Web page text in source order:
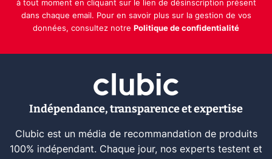
à tout moment en cliquant sur le lien de désinscription présent
dans chaque email. Pour en savoir plus sur la gestion de vos
données, consultez notre Politique de confidentialité
Indépendance, transparence et expertise
Clubic est un média de recommandation de produits
100% indépendant. Chaque jour, nos experts testent et